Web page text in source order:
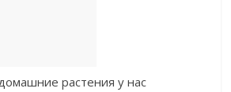
растения у нас